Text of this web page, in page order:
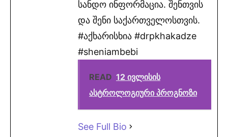
სანდო ინფორმაცია. შენთვის
და შენი საქართველოსთვის.
#აქხარისხია #drpkhakadze
#sheniambebi
READ 12 ივლისის
ასტროლოგიური პროგნოზი
See Full Bio